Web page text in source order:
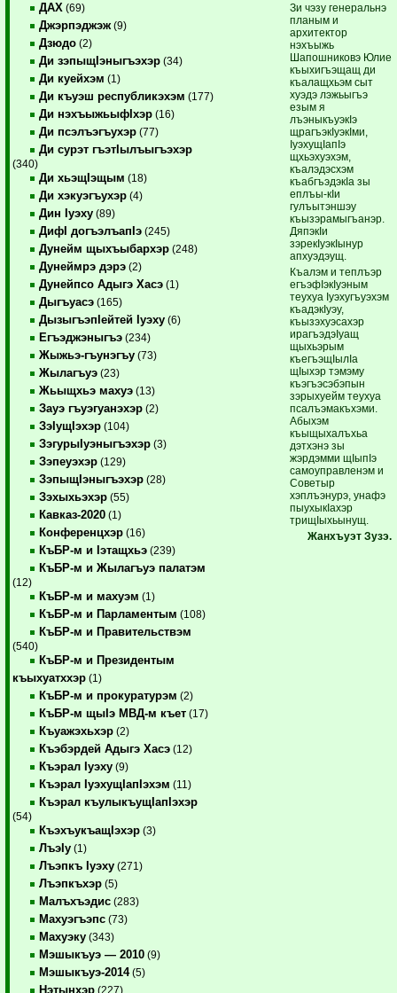
ДАХ (69)
Джэрпэджэж (9)
Дзюдо (2)
Ди зэпыщIэныгъэхэр (34)
Ди куейхэм (1)
Ди къуэш республикэхэм (177)
Ди нэхъыжьыфIхэр (16)
Ди псэлъэгъухэр (77)
Ди сурэт гъэтIылъыгъэхэр
(340)
Ди хьэщIэщым (18)
Ди хэкуэгъухэр (4)
Дин Iуэху (89)
ДифI догъэлъапIэ (245)
Дунейм щыхъыбархэр (248)
Дунеймрэ дэрэ (2)
Дунейпсо Адыгэ Хасэ (1)
Дыгъуасэ (165)
ДызыгъэпIейтей Iуэху (6)
Егъэджэныгъэ (234)
Жыжьэ-гъунэгъу (73)
Жылагъуэ (23)
Жьыщхьэ махуэ (13)
Зауэ гъуэгуанэхэр (2)
ЗэIущIэхэр (104)
ЗэгурыIуэныгъэхэр (3)
Зэпеуэхэр (129)
ЗэпыщIэныгъэхэр (28)
Зэхыхьэхэр (55)
Кавказ-2020 (1)
Конференцхэр (16)
КъБР-м и Iэтащхьэ (239)
КъБР-м и Жылагъуэ палатэм
(12)
КъБР-м и махуэм (1)
КъБР-м и Парламентым (108)
КъБР-м и Правительствэм
(540)
КъБР-м и Президентым
къыхуатххэр (1)
КъБР-м и прокуратурэм (2)
КъБР-м щыIэ МВД-м къет (17)
Къуажэхьхэр (2)
Къэбэрдей Адыгэ Хасэ (12)
Къэрал Iуэху (9)
Къэрал IуэхущIапIэхэм (11)
Къэрал къулыкъущIапIэхэр
(54)
КъэхъукъащIэхэр (3)
ЛъэIу (1)
Лъэпкъ Iуэху (271)
Лъэпкъхэр (5)
Малъхъэдис (283)
Махуэгъэпс (73)
Махуэку (343)
Мэшыкъуэ — 2010 (9)
Мэшыкъуэ-2014(5)
Нэтынхэр (227)
Зи чэзу генеральнэ
планым и
архитектор
нэхъыжь
Шапошниковэ Юлие
къыхигъэщащ ди
къалащхьэм сыт
хуэдэ лэжьыгъэ
езым я
лъэныкъуэкIэ
щрагъэкIуэкIми,
IуэхущIапIэ
щхьэхуэхэм,
къалэдэсхэм
къабгъэдэкIа зы
еплъы-кIи
гулъытэншэу
къызэрамыгъанэр.
ДяпэкIи
зэрекIуэкIынур
апхуэдэущ.
Къалэм и теплъэр
егъэфIэкIуэным
теухуа Iуэхугъуэхэм
къадэкIуэу,
къызэхуэсахэр
ирагъэдэIуащ
щыхьэрым
къегъэщIылIа
щIыхэр тэмэму
къэгъэсэбэпын
зэрыхуейм теухуа
псалъэмакъхэми.
Абыхэм
къыщыхалъхьа
дэтхэнэ зы
жэрдэмми щIыпIэ
самоуправленэм и
Советыр
хэплъэнурэ, унафэ
пыухыкIахэр
трищIыхьынущ.
Жанхъуэт Зузэ.